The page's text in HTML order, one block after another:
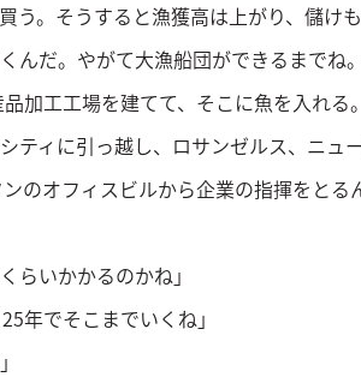
う。そうすると漁獲高は上がり、儲け
んだ。やがて大漁船団ができるまでね
加工工場を建てて、そこに魚を入れ
ティに引っ越し、ロサンゼルス、ニュ
のオフィスビルから企業の指揮をとる
らいかかるのかね」
年でそこまでいくね」